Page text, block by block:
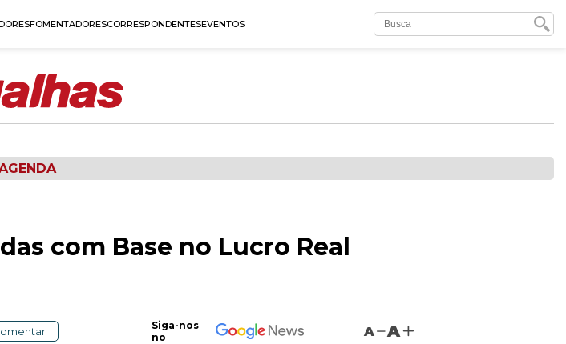
FOMENTADORESCORRESPONDENTESEVENTOS
com Base no Lucro Real
Siga-nos
no
A A